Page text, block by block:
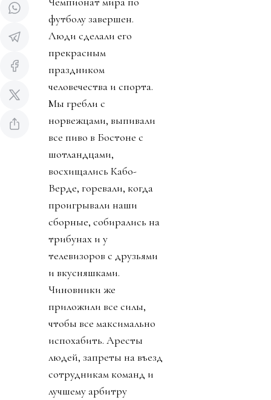
футболу завершен.
Люди сделали его
прекрасным
праздником
человечества и спорта.
Мы гребли с
норвежцами, выпивали
все пиво в Бостоне с
шотландцами,
восхищались Кабо-
Верде, горевали, когда
проигрывали наши
сборные, собирались на
трибунах и у
телевизоров с друзьями
и вкусняшками.
Чиновники же
приложили все силы,
чтобы все максимально
испохабить. Аресты
людей, запреты на въезд
сотрудникам команд и
лучшему арбитру